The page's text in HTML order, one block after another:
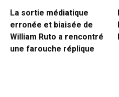
La sortie médiatique
erronée et biaisée de
William Ruto a rencontré
une farouche réplique